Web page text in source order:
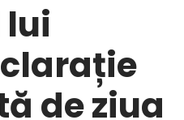
de ziua